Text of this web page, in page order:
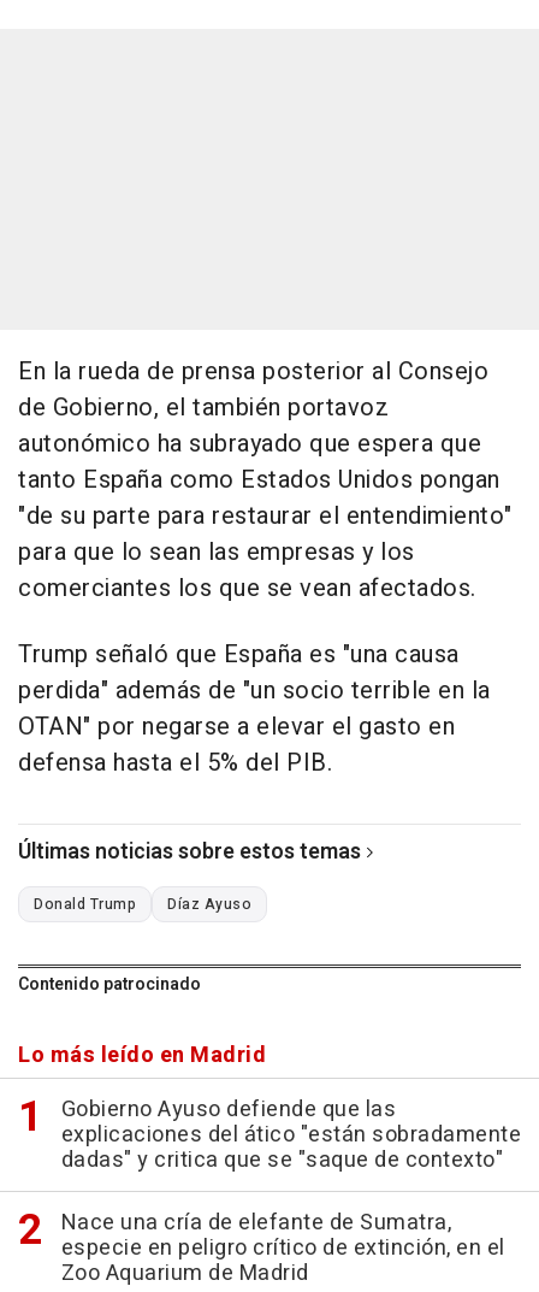
En la rueda de prensa posterior al Consejo
de Gobierno, el también portavoz
autonómico ha subrayado que espera que
tanto España como Estados Unidos pongan
"de su parte para restaurar el entendimiento"
para que lo sean las empresas y los
comerciantes los que se vean afectados.
Trump señaló que España es "una causa
perdida" además de "un socio terrible en la
OTAN" por negarse a elevar el gasto en
defensa hasta el 5% del PIB.
Últimas noticias sobre estos temas
Donald Trump Díaz Ayuso
Contenido patrocinado
Lo más leído en Madrid
Gobierno Ayuso defiende que las
explicaciones del ático "están sobradamente
dadas" y critica que se "saque de contexto"
Nace una cría de elefante de Sumatra,
especie en peligro crítico de extinción, en el
Zoo Aquarium de Madrid